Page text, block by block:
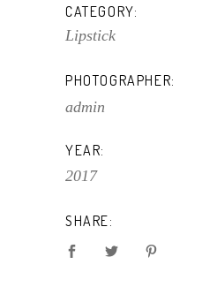
CATEGORY:
Lipstick
PHOTOGRAPHER:
admin
YEAR:
2017
SHARE: